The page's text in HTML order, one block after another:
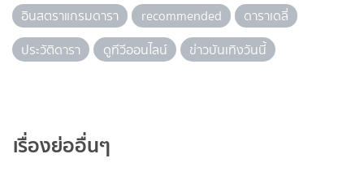
อินสตราแกรมดารา
recommended
ดาราเดลี่
ประวัติดารา
ดูทีวีออนไลน์ ข่าวบันเทิงวันนี้
เรื่องย่ออื่นๆ